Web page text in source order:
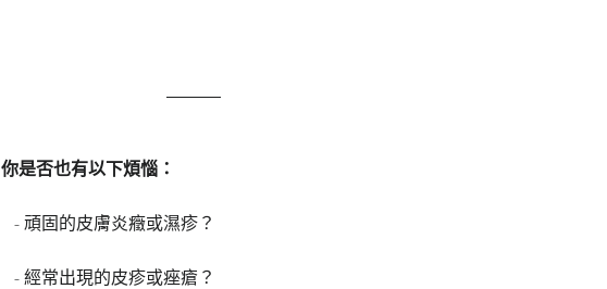
你是否也有以下煩惱：
- 頑固的皮膚炎癥或濕疹？
- 經常出現的皮疹或痤瘡？